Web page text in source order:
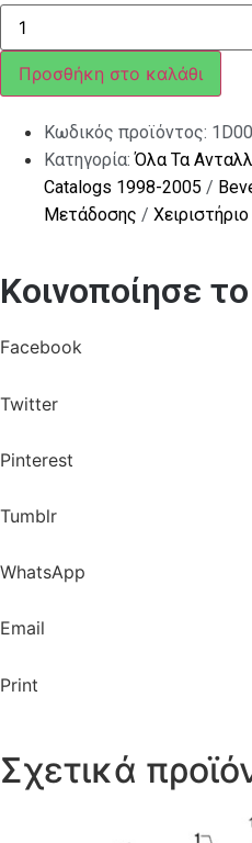
ΒΑΛΒΙΔΑ
ΗΛ
ΣΕΛΑΣ
BEV-
NEXUS-
X8-
MEDL
ποσότητα
Προσθήκη στο καλάθι
Κωδικός προϊόντος:
Κατηγορία:Όλα Τα
Catalogs 1998-2005 /
Μετάδοσης /
Κοινοποίησε
Facebook
Twitter
Pinterest
Tumblr
WhatsApp
Email
Print
Σχετικά